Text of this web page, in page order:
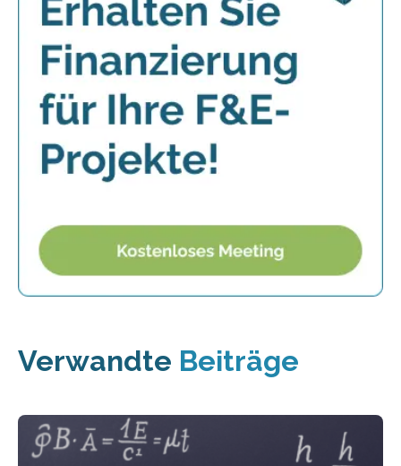
Verwandte Beiträge